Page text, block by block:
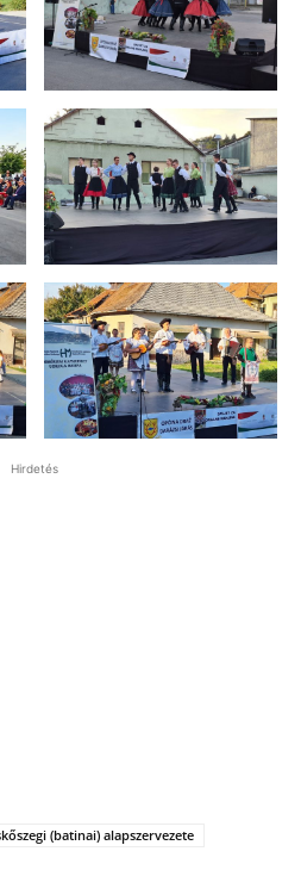
Hirdetés
(batinai) alapszervezete